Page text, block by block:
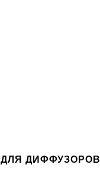
ДЛЯ ДИФФУЗОРОВ